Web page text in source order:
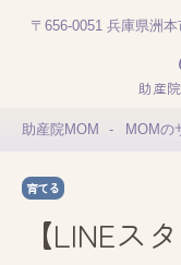
〒656-0051 兵庫県洲
助産
助産院MOM MOMの
育てる
【LINEス